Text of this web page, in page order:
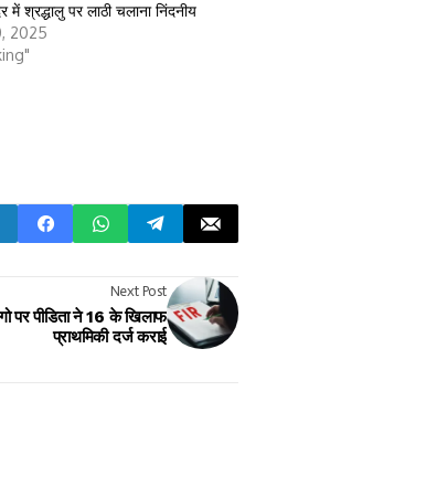
में श्रद्धालु पर लाठी चलाना निंदनीय
2025
Next Post
पर पीडिता ने 16 के खिलाफ
प्राथमिकी दर्ज कराई